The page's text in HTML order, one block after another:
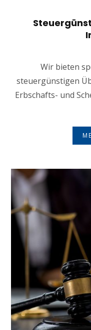
Wir bieten
steuergünstigen
Erbschafts- und